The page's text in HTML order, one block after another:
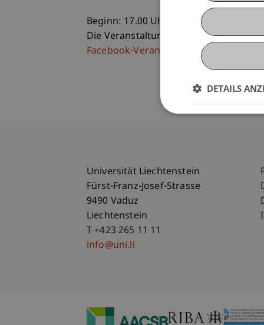
Beginn: 17.00 Uhr (Apéro im Anschluss)
Die Veranstaltung ist öffentlich,
Facebook-Veranstaltung
Universität Liechtenstein
Fürst-Franz-Josef-Strasse
9490 Vaduz
Liechtenstein
T +423 265 11 11
info@uni.li
DETAILS